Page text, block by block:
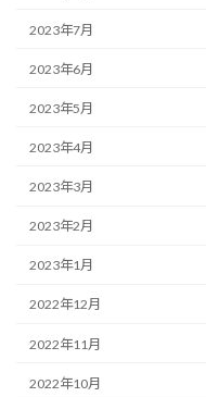
2023年7月
2023年6月
2023年5月
2023年4月
2023年3月
2023年2月
2023年1月
2022年12月
2022年11月
2022年10月